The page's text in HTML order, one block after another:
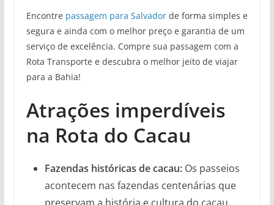
Encontre passagem para Salvadorde forma simples e
segura e ainda com o melhor preço e garantia de um
serviço de excelência. Compre sua passagem com a
Rota Transporte e descubra o melhor jeito de viajar
para a Bahia!
Atrações imperdíveis
na Rota do Cacau
Fazendas históricas de cacau:Os passeios
acontecem nas fazendas centenárias que